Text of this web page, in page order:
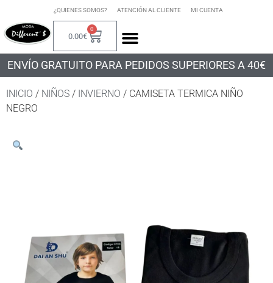
¿QUIENES SOMOS? ATENCIÓN AL CLIENTE MI CUENTA
0.00€
0
ENVÍO GRATUITO PARA PEDIDOS SUPERIORES A 40€
INICIO / NIÑOS / INVIERNO / CAMISETA TERMICA NIÑO
NEGRO